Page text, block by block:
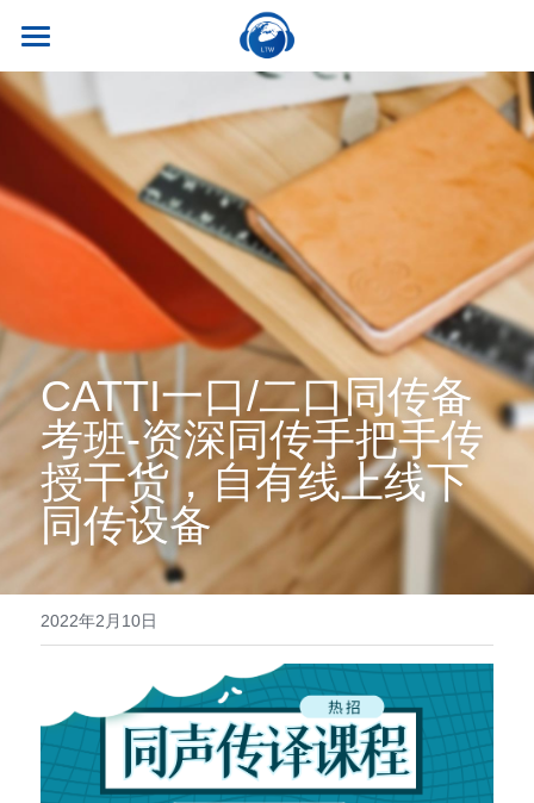
关于我们
听世界外语
名师风采
学校荣誉
考试比赛
合作伙伴
最新资讯
热门课程
英专学硕
英专专硕
英语口译
英语笔译
流利口语
雅思托福
医学系列
实习就业
实习项目
就业资讯
干货讲座
真题系列
双语资料
翻译服务
笔译服务
口译服务
翻译语种
翻译报价
联系我们
CATTI一口/二口同传备
考班-资深同传手把手传
授干货，自有线上线下
同传设备
2022年2月10日
商品分类
所有商品分类